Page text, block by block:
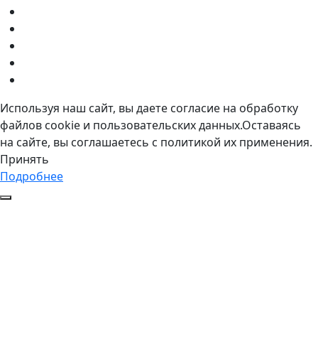
Используя наш сайт, вы даете согласие на обработку
файлов cookie и пользовательских данных.Оставаясь
на сайте, вы соглашаетесь с политикой их применения.
Принять
Подробнее